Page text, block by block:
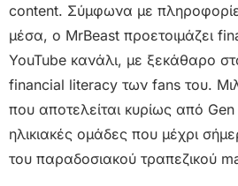
content. Σύμφωνα με
μέσα, ο MrBeast προετοιμάζει
YouTube κανάλι, με ξεκάθαρο
financial literacy των fans του.
που αποτελείται κυρίως από
ηλικιακές ομάδες που μέχρι
του παραδοσιακού τραπεζικού